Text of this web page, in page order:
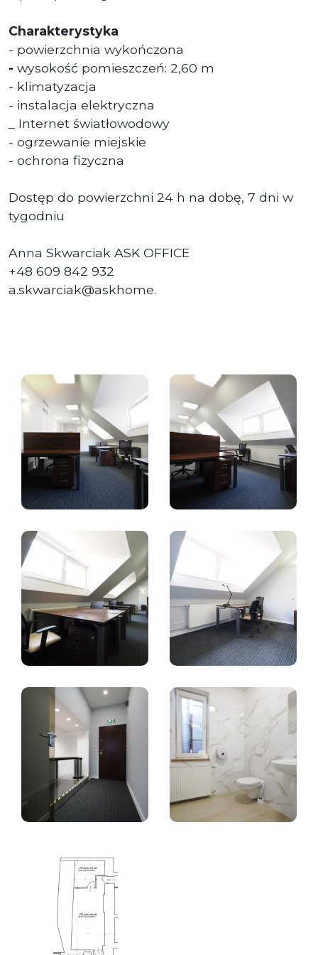
Charakterystyka
- powierzchnia wykończona
- wysokość pomieszczeń: 2,60 m
- klimatyzacja
- instalacja elektryczna
_ Internet światłowodowy
- ogrzewanie miejskie
- ochrona fizyczna
Dostęp do powierzchni 24 h na dobę, 7 dni w
tygodniu
Anna Skwarciak ASK OFFICE
+48 609 842 932
a.skwarciak@askhome.